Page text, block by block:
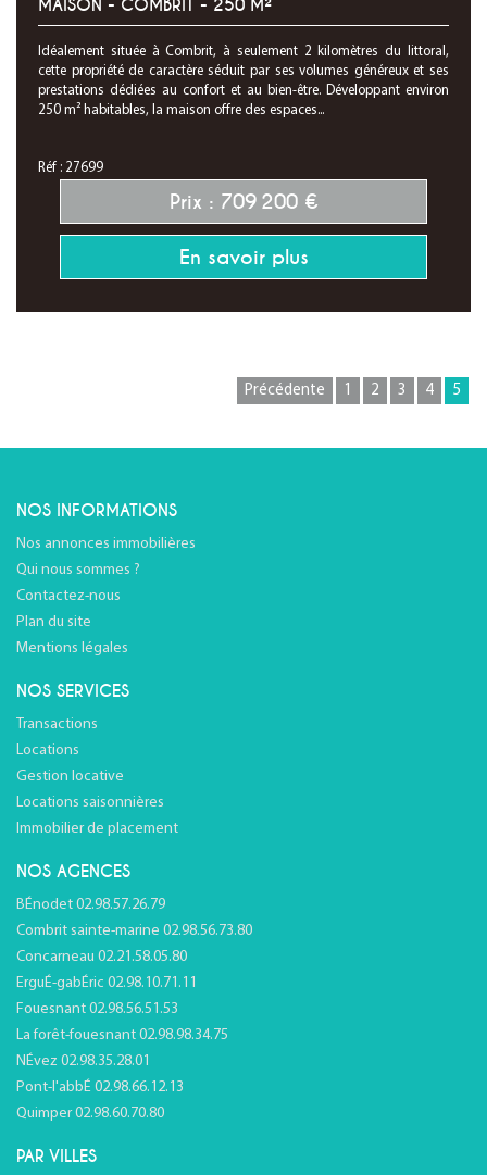
MAISON - COMBRIT - 250 M²
Idéalement située à Combrit, à seulement 2 kilomètres du littoral,
cette propriété de caractère séduit par ses volumes généreux et ses
prestations dédiées au confort et au bien-être. Développant environ
250 m² habitables, la maison offre des espaces...
Réf : 27699
Prix : 709 200 €
En savoir plus
Précédente 1 2 3 4 5
NOS INFORMATIONS
Nos annonces immobilières
Qui nous sommes ?
Contactez-nous
Plan du site
Mentions légales
NOS SERVICES
Transactions
Locations
Gestion locative
Locations saisonnières
Immobilier de placement
NOS AGENCES
BÉnodet 02.98.57.26.79
Combrit sainte-marine 02.98.56.73.80
Concarneau 02.21.58.05.80
ErguÉ-gabÉric 02.98.10.71.11
Fouesnant 02.98.56.51.53
La forêt-fouesnant 02.98.98.34.75
NÉvez 02.98.35.28.01
Pont-l'abbÉ 02.98.66.12.13
Quimper 02.98.60.70.80
PAR VILLES